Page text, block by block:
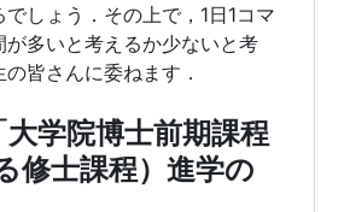
でしょう．その上で，1日1コマ
が多いと考えるか少ないと考
皆さんに委ねます．
学院博士前期課程
修士課程）進学の